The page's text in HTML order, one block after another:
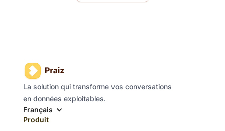
La solution qui transforme vos conversations
en données exploitables.
Français
Produit